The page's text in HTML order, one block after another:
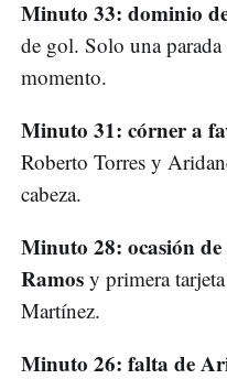
Minuto 33: dominio
de gol. Solo una
momento.
Minuto 31: córner a
Roberto Torres y
cabeza.
Minuto 28: ocasión
Ramos y primera
Martínez.
Minuto 26: falta de